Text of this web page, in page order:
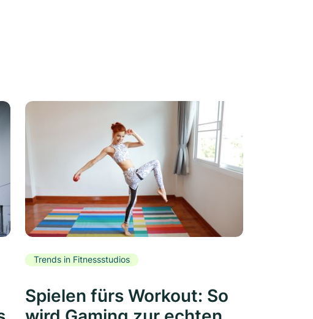
Trends in Fitnessstudios
Spielen fürs Workout: So